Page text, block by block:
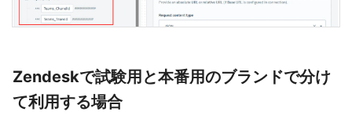
Zendeskで試験用と本番用のブランドで分け
て利用する場合